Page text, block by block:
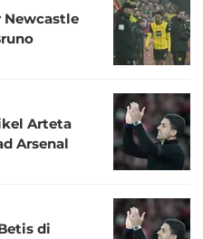
Newcastle
Arteta
Arsenal
di